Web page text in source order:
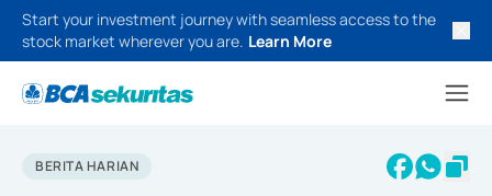
Start your investment journey with seamless access to the
stock market wherever you are. Learn More
BERITA HARIAN